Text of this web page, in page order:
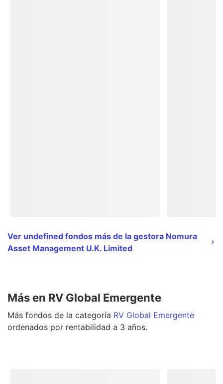
Ver undefined fondos más de la gestora Nomura
Asset Management U.K. Limited
Más en RV Global Emergente
Más fondos de la categoría RV Global Emergente
ordenados por rentabilidad a 3 años.